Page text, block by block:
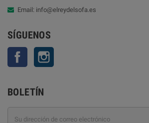
Email: info@elreydelsofa.es
SÍGUENOS
Facebook
BOLETÍN